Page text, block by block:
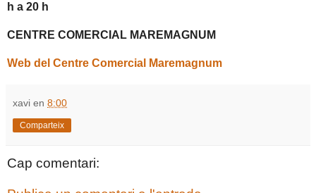
h a 20 h
CENTRE COMERCIAL MAREMAGNUM
Web del Centre Comercial Maremagnum
xavi en 8:00
Comparteix
Cap comentari: